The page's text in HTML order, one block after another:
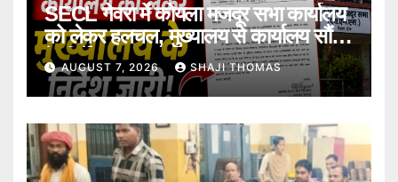
SECL गेवरा में कोयला मजदूर सभा कार्यालय
को लेकर हलचल, मुख्यालय से कार्यालय सौंपने
के निर्देश।
AUGUST 7, 2026 SHAJI THOMAS